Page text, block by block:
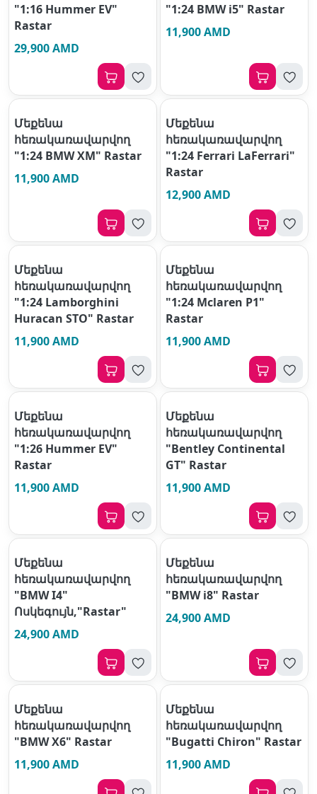
"1:16 Hummer EV"
Rastar
29,900 AMD
"1:24 BMW i5" Rastar
11,900 AMD
Մեքենա
հեռակառավարվող
"1:24 BMW XM" Rastar
11,900 AMD
Մեքենա
հեռակառավարվող
"1:24 Ferrari LaFerrari"
Rastar
12,900 AMD
Մեքենա
հեռակառավարվող
"1:24 Lamborghini
Huracan STO" Rastar
11,900 AMD
Մեքենա
հեռակառավարվող
"1:24 Mclaren P1"
Rastar
11,900 AMD
Մեքենա
հեռակառավարվող
"1:26 Hummer EV"
Rastar
11,900 AMD
Մեքենա
հեռակառավարվող
"Bentley Continental
GT" Rastar
11,900 AMD
Մեքենա
հեռակառավարվող
"BMW I4"
Ոսկեգույն,"Rastar"
24,900 AMD
Մեքենա
հեռակառավարվող
"BMW i8" Rastar
24,900 AMD
Մեքենա
հեռակառավարվող
"BMW X6" Rastar
11,900 AMD
Մեքենա
հեռակառավարվող
"Bugatti Chiron" Rastar
11,900 AMD